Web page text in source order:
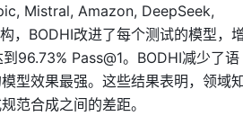
Mistral, Amazon, DeepSeek,
，BODHI改进了每个测试的模型，
96.73% Pass@1。BODHI减少了语
型效果最强。这些结果表明，领域
范合成之间的差距。